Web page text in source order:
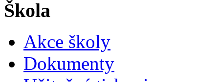
Škola
Akce školy
Dokumenty